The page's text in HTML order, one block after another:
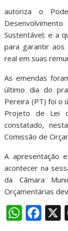
autoriza o
Sustentável; e a
para garantir aos
real em suas
As emendas
último dia do
Pereira (PT) foi o
Projeto de Lei
constatado,
Comissão de
A apresentação
acontecer na
da Câmara
Orçamentárias
W F